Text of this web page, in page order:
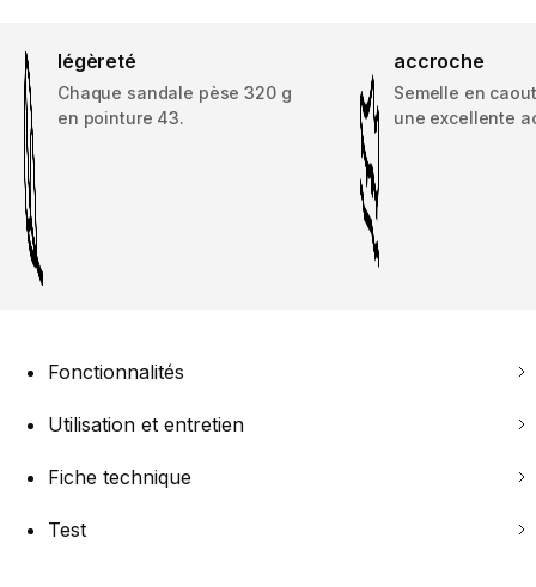
légèreté
Chaque sandale pèse 320 g
en pointure 43.
accroche
Semelle en
une excellente
Fonctionnalités
Utilisation et entretien
Fiche technique
Test